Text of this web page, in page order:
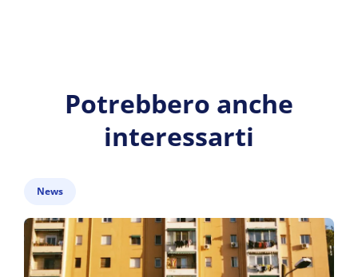
Potrebbero anche
interessarti
News